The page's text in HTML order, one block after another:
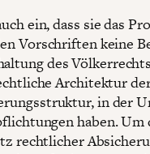
ein, dass sie das
Vorschriften keine
des
Architektur
in der
haben.
rechtlicher